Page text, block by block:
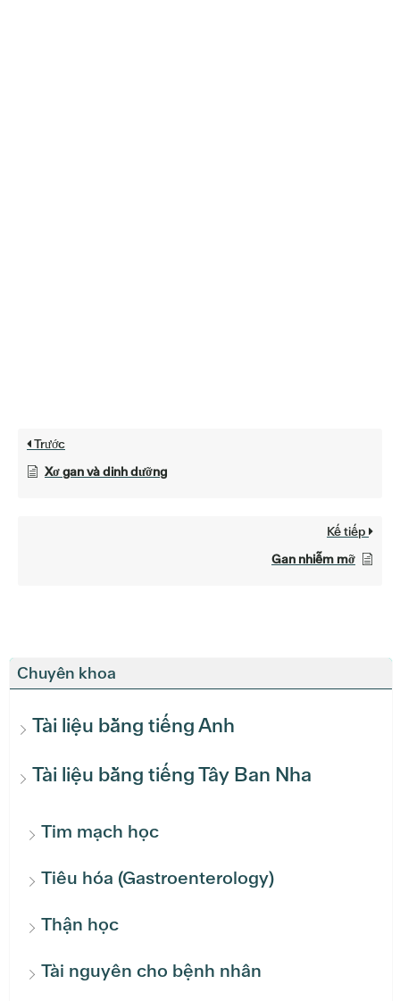
Chuyên khoa
Tài liệu bằng tiếng Anh
Tài liệu bằng tiếng Tây Ban Nha
Tim mạch học
Tiêu hóa (Gastroenterology)
Thận học
Tài nguyên cho bệnh nhân
Trước
Xơ gan và dinh dưỡng
Kế tiếp
Gan nhiễm mỡ